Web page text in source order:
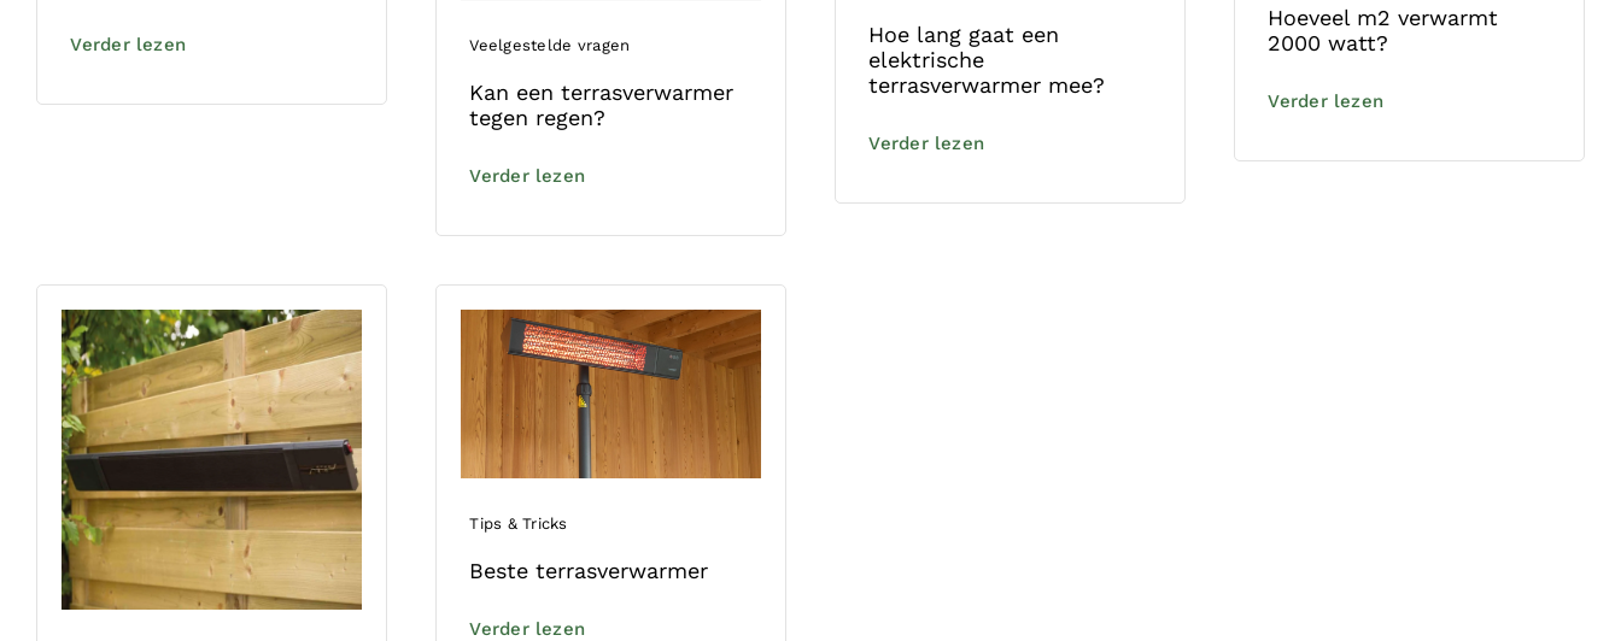
Verder lezen Veelgestelde vragen
Kan een terrasverwarmer
tegen regen?
Verder lezen
Hoe lang gaat een
elektrische
terrasverwarmer mee?
Verder lezen
Hoeveel m2 verwarmt
2000 watt?
Verder lezen
Tips & Tricks
Beste terrasverwarmer
Verder lezen